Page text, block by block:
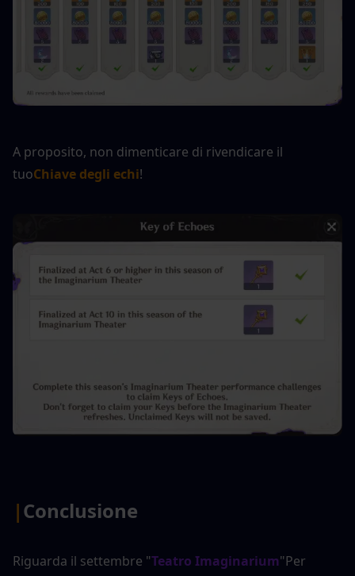
A proposito, non dimenticare di rivendicare il
tuoChiave degli echi!
|Conclusione
Riguarda il settembre "Teatro Imaginarium"Per